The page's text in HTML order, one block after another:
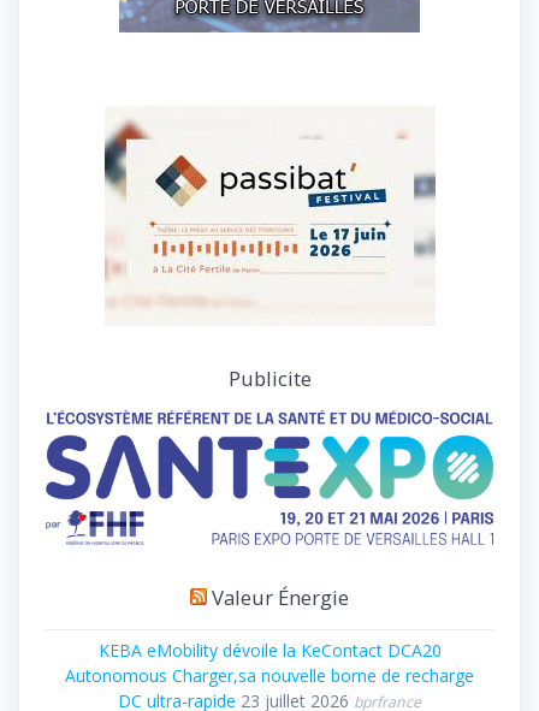
Publicite
Valeur Énergie
KEBA eMobility dévoile la KeContact DCA20
Autonomous Charger,sa nouvelle borne de recharge
DC ultra-rapide 23 juillet 2026 bprfrance